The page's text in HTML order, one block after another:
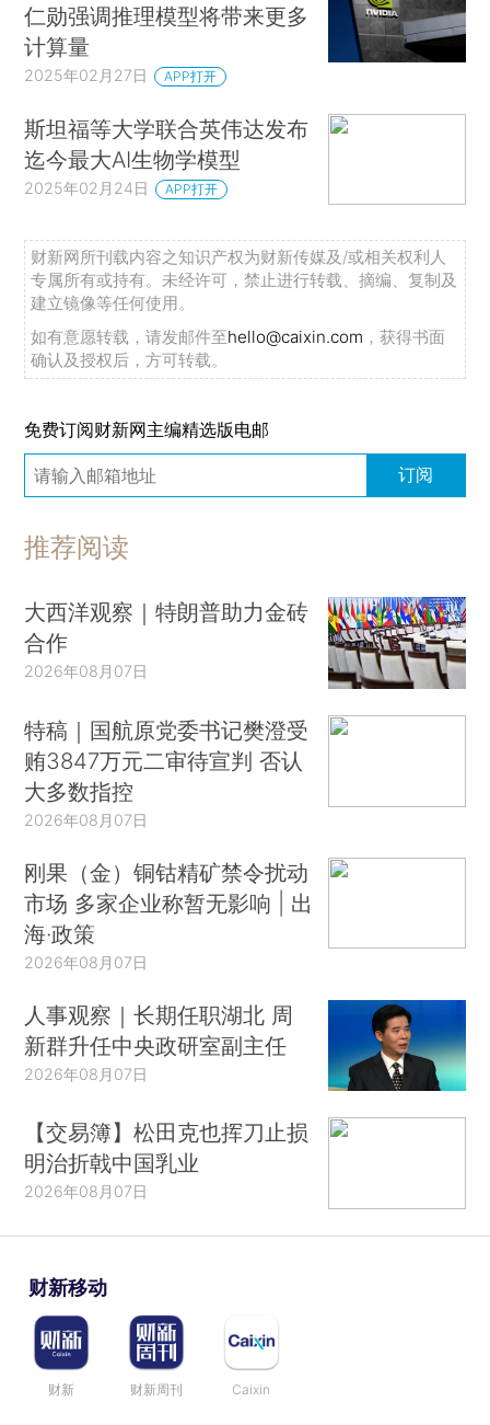
仁勋强调推理模型将带来更多
计算量
2025年02月27日 APP打开
斯坦福等大学联合英伟达发布
迄今最大AI生物学模型
2025年02月24日 APP打开
财新网所刊载内容之知识产权为财新传媒及/或相关权利人
专属所有或持有。未经许可，禁止进行转载、摘编、复制及
建立镜像等任何使用。
如有意愿转载，请发邮件至hello@caixin.com ，获得书面
确认及授权后，方可转载。
免费订阅财新网主编精选版电邮
订阅
推荐阅读
大西洋观察｜特朗普助力金砖
合作
2026年08月07日
特稿｜国航原党委书记樊澄受
贿3847万元二审待宣判 否认
大多数指控
2026年08月07日
刚果（金）铜钴精矿禁令扰动
市场 多家企业称暂无影响 | 出
海·政策
2026年08月07日
人事观察｜长期任职湖北 周
新群升任中央政研室副主任
2026年08月07日
【交易簿】松田克也挥刀止损
明治折戟中国乳业
2026年08月07日
财新移动
财新 财新周刊 Caixin